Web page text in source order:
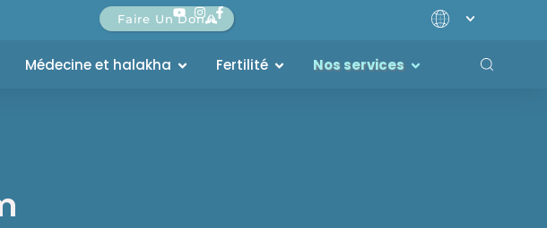
Faire Un Don
Médecine et halakha Fertilité Nos services